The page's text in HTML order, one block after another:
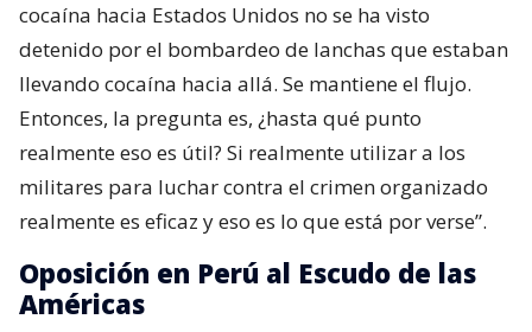
cocaína hacia Estados Unidos no se ha visto
detenido por el bombardeo de lanchas que estaban
llevando cocaína hacia allá. Se mantiene el flujo.
Entonces, la pregunta es, ¿hasta qué punto
realmente eso es útil? Si realmente utilizar a los
militares para luchar contra el crimen organizado
realmente es eficaz y eso es lo que está por verse”.
Oposición en Perú al Escudo de las
Américas